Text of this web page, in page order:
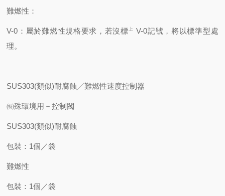
難燃性：
V-0：屬於難燃性規格要求，若沒標㆖V-0記號，將以標準型處
理。
SUS303(類似)耐腐蝕╱難燃性速度控制器
㈵殊環境用－控制閥
SUS303(類似)耐腐蝕
包裝：1個／袋
難燃性
包裝：1個／袋